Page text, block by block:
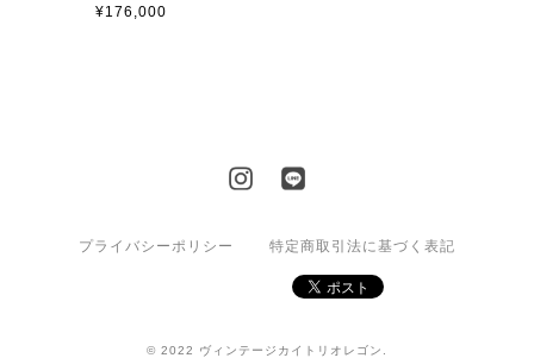
¥176,000
プライバシーポリシー 特定商取引法に基づく表記
© 2022 ヴィンテージカイトリオレゴン.